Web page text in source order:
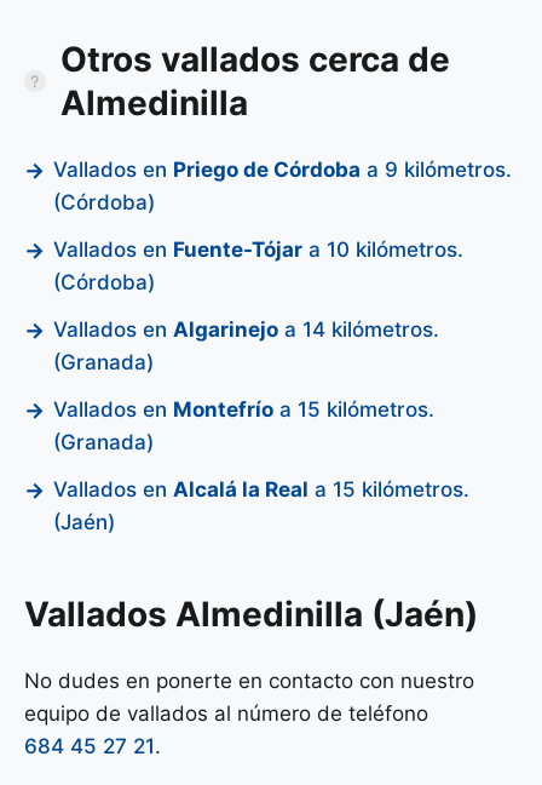
Otros vallados cerca de
Almedinilla
Vallados en Priego de Córdoba a 9 kilómetros.
(Córdoba)
Vallados en Fuente-Tójar a 10 kilómetros.
(Córdoba)
Vallados en Algarinejo a 14 kilómetros.
(Granada)
Vallados en Montefrío a 15 kilómetros.
(Granada)
Vallados en Alcalá la Real a 15 kilómetros.
(Jaén)
Vallados Almedinilla (Jaén)
No dudes en ponerte en contacto con nuestro
equipo de vallados al número de teléfono
684 45 27 21.